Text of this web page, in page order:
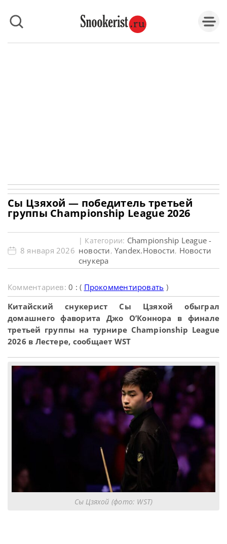
Сы Цзяхой — победитель третьей
группы Championship League 2026
8 января 2026
| Категории: Championship League -
новости, Yandex.Новости, Новости
снукера
Комментариев:0 : ( Прокомментировать )
Китайский снукерист Сы Цзяхой обыграл
домашнего фаворита Джо О’Коннора в финале
третьей группы на турнире Championship League
2026 в Лестере, сообщает WST
Сы Цзяхой (фото: WST)